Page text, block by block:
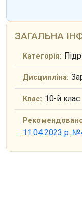
ЗАГАЛЬНА
Категорія:
Дисципліна:
Клас: 10-й клас
11.04.2023 р.